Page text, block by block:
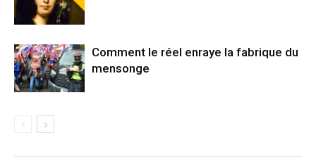
Comment le réel enraye la fabrique du
mensonge